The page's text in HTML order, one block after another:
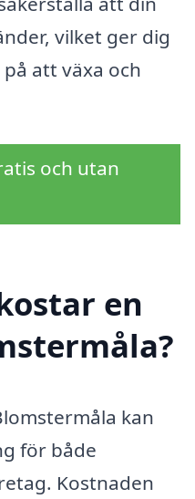
vilket ger dig
att växa och
och utan
en
kan
för både
Kostnaden